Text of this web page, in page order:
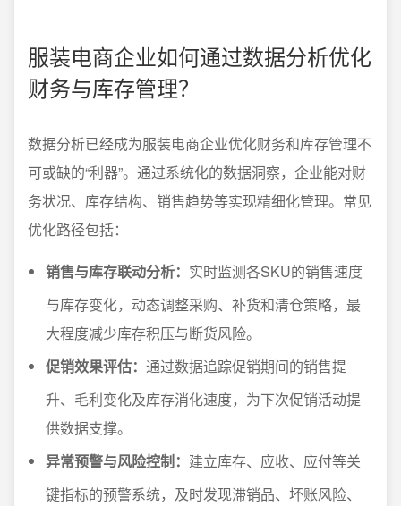
服装电商企业如何通过数据分析优化
财务与库存管理？
数据分析已经成为服装电商企业优化财务和库存管理不
可或缺的“利器”。通过系统化的数据洞察，企业能对财
务状况、库存结构、销售趋势等实现精细化管理。常见
优化路径包括：
销售与库存联动分析： 实时监测各SKU的销售速度
与库存变化，动态调整采购、补货和清仓策略，最
大程度减少库存积压与断货风险。
促销效果评估： 通过数据追踪促销期间的销售提
升、毛利变化及库存消化速度，为下次促销活动提
供数据支撑。
异常预警与风险控制： 建立库存、应收、应付等关
键指标的预警系统，及时发现滞销品、坏账风险、